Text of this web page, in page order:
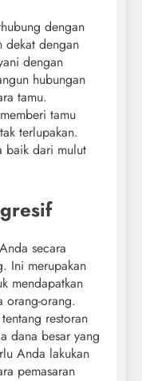
dengan
dekat dengan
dengan
hubungan
tamu.
tamu
terlupakan.
baik dari mulut
secara
Ini merupakan
mendapatkan
orang-orang.
restoran
dana besar yang
Anda lakukan
pemasaran